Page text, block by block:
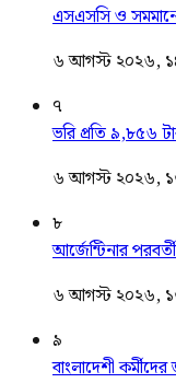
এসএসসি ও
৬ আগস্ট ২০২৬,
৭
ভরি প্রতি ৯,৮৫৬
৬ আগস্ট ২০২৬,
৮
আর্জেন্টিনার
৬ আগস্ট ২০২৬,
৯
বাংলাদেশী